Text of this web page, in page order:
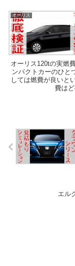
オーリス
オーリス120tの実燃
ンパクトカーのひと
しては燃費が良いと
費は
エル